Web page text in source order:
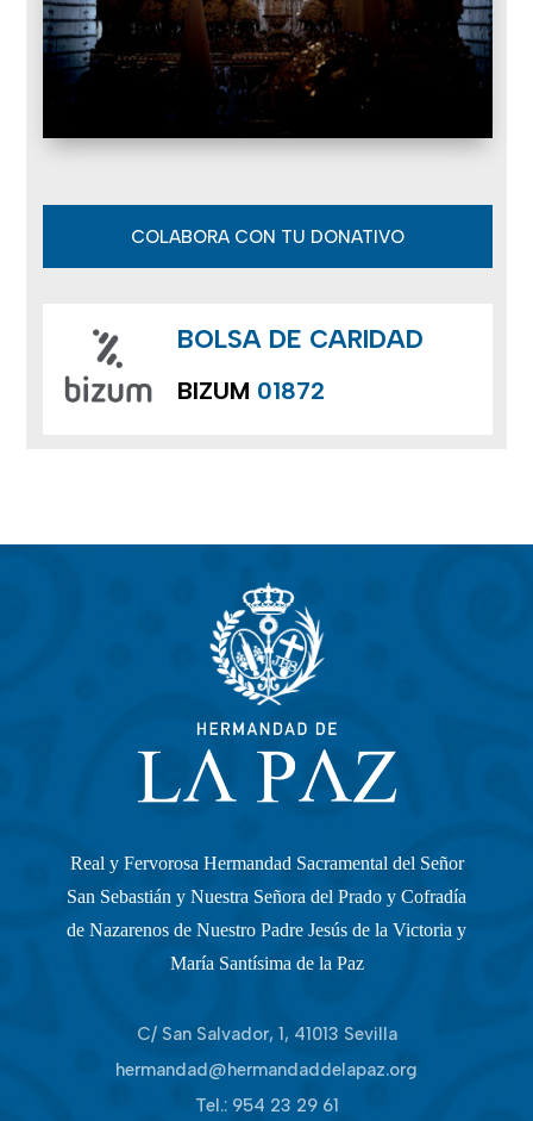
COLABORA CON TU DONATIVO
BOLSA DE CARIDAD
BIZUM 01872
Real y Fervorosa Hermandad Sacramental del Señor
San Sebastián y Nuestra Señora del Prado y Cofradía
de Nazarenos de Nuestro Padre Jesús de la Victoria y
María Santísima de la Paz
C/ San Salvador, 1, 41013 Sevilla
hermandad@hermandaddelapaz.org
Tel.: 954 23 29 61